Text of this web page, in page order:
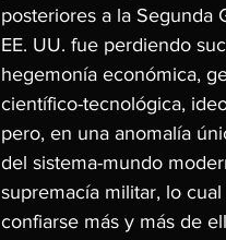
posteriores a la Segunda
EE. UU. fue perdiendo
hegemonía económica,
científico-tecnológica,
pero, en una anomalía
del sistema-mundo
supremacía militar, lo
confiarse más y más de